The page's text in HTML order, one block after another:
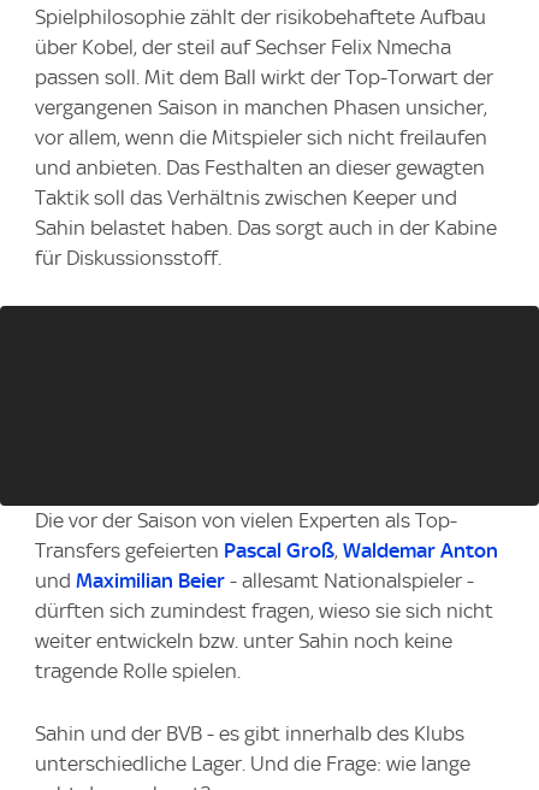
Spielphilosophie zählt der risikobehaftete Aufbau
über Kobel, der steil auf Sechser Felix Nmecha
passen soll. Mit dem Ball wirkt der Top-Torwart der
vergangenen Saison in manchen Phasen unsicher,
vor allem, wenn die Mitspieler sich nicht freilaufen
und anbieten. Das Festhalten an dieser gewagten
Taktik soll das Verhältnis zwischen Keeper und
Sahin belastet haben. Das sorgt auch in der Kabine
für Diskussionsstoff.
Die vor der Saison von vielen Experten als Top-
Transfers gefeierten Pascal Groß, Waldemar Anton
und Maximilian Beier - allesamt Nationalspieler -
dürften sich zumindest fragen, wieso sie sich nicht
weiter entwickeln bzw. unter Sahin noch keine
tragende Rolle spielen.
Sahin und der BVB - es gibt innerhalb des Klubs
unterschiedliche Lager. Und die Frage: wie lange